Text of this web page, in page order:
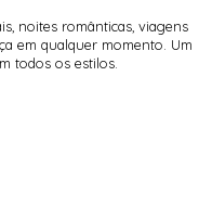
noites românticas, viagens
em qualquer momento. Um
todos os estilos.